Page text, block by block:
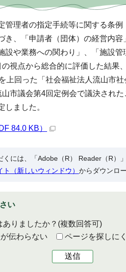
理者の指定手続等に関する条例
き、「申請者（団体）の経営内
設や業務への関わり」、「施設
視点から総合的に評価した結果
上回った「社会福祉法人流山市
市議会第4回定例会で議決され
しました。
84.0 KB）
くには、「Adobe（R） Reader（R）
（新しいウィンドウ） からダウンロ
い
りましたか？ (複数回答可)
伝わらない ページを探しに
送信